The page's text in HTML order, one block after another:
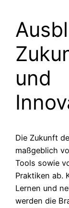
und
Die Zukunft
maßgeblich
Tools sowie
Praktiken ab.
Lernen und
werden die